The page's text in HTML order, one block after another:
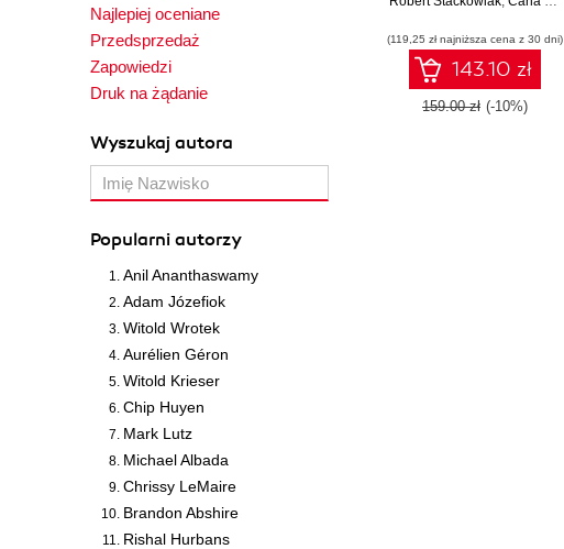
Najlepiej oceniane
Przedsprzedaż
Zapowiedzi
Druk na żądanie
Wyszukaj autora
Popularni autorzy
Anil Ananthaswamy
Adam Józefiok
Witold Wrotek
Aurélien Géron
Witold Krieser
Chip Huyen
Mark Lutz
Michael Albada
Chrissy LeMaire
Brandon Abshire
Rishal Hurbans
(119,25 zł najniższa cena z 30 dni)
143.10 zł
159.00 zł (-10%)